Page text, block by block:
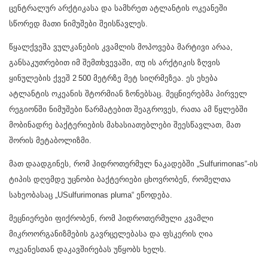
ცენტრალურ არქტიკასა და სამხრეთ ატლანტის ოკეანეში
სწორედ მათი ნიმუშები შეისწავლეს.
წყალქვეშა ვულკანების კვამლის მოპოვება მარტივი არაა,
განსაკუთრებით იმ შემთხვევაში, თუ ის არქტიკის ზღვის
ყინულების ქვეშ 2 500 მეტრზე მეტ სიღრმეზეა. ეს ეხება
ატლანტის ოკეანის შტორმიან ზონებსაც. მეცნიერებმა პირველ
რეგიონში ნიმუშები წარმატებით შეაგროვეს, რათა ამ წყლებში
მობინადრე ბაქტერიების მახასიათებლები შეესწავლათ, მათ
შორის მეტაბოლიზმი.
მათ დაადგინეს, რომ ჰიდროთერმულ ნაკადებში „Sulfurimonas“-ის
ტიპის დღემდე უცნობი ბაქტერიები ცხოვრობენ, რომელთა
სახეობასაც „USulfurimonas pluma“ ეწოდება.
მეცნიერები ფიქრობენ, რომ ჰიდროთერმული კვამლი
მიკროორგანიზმების გავრცელებასა და ფსკერის ღია
ოკეანესთან დაკავშირებას უწყობს ხელს.